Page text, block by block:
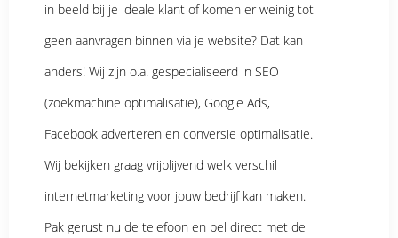
in beeld bij je ideale klant of komen er weinig tot
geen aanvragen binnen via je website? Dat kan
anders! Wij zijn o.a. gespecialiseerd in SEO
(zoekmachine optimalisatie), Google Ads,
Facebook adverteren en conversie optimalisatie.
Wij bekijken graag vrijblijvend welk verschil
internetmarketing voor jouw bedrijf kan maken.
Pak gerust nu de telefoon en bel direct met de